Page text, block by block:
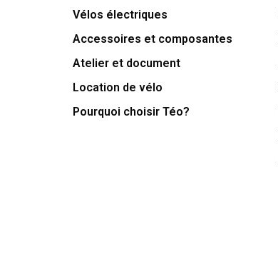
Vélos électriques
Accessoires et composantes
Atelier et document
Location de vélo
Pourquoi choisir Téo?